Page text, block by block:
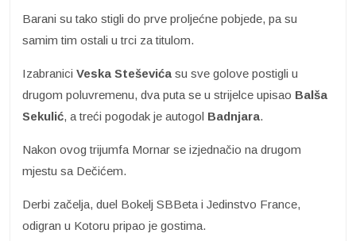
Barani su tako stigli do prve proljećne pobjede, pa su
samim tim ostali u trci za titulom.
Izabranici Veska Steševića su sve golove postigli u
drugom poluvremenu, dva puta se u strijelce upisao Balša
Sekulić, a treći pogodak je autogol Badnjara.
Nakon ovog trijumfa Mornar se izjednačio na drugom
mjestu sa Dečićem.
Derbi začelja, duel Bokelj SBBeta i Jedinstvo France,
odigran u Kotoru pripao je gostima.